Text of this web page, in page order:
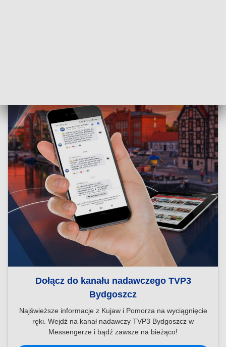
Dołącz do kanału nadawczego TVP3
Bydgoszcz
Najświeższe informacje z Kujaw i Pomorza na wyciągnięcie
ręki. Wejdź na kanał nadawczy TVP3 Bydgoszcz w
Messengerze i bądź zawsze na bieżąco!